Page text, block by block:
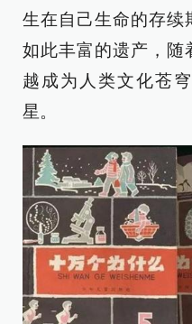
生在自己生命的存续
如此丰富的遗产，随
越成为人类文化苍
星。